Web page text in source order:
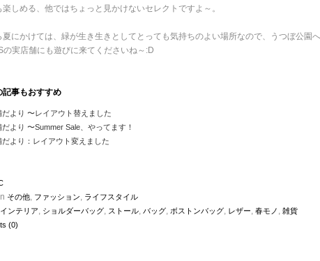
楽しめる、他ではちょっと見かけないセレクトですよ～。
夏にかけては、緑が生き生きとしてとっても気持ちのよい場所なので、うつぼ公園
の実店舗にも遊びに来てくださいね～:D
記事もおすすめ
だより 〜レイアウト替えました
より 〜Summer Sale、やってます！
だより：レイアウト変えました
その他, ファッション, ライフスタイル
インテリア, ショルダーバッグ, ストール, バッグ, ボストンバッグ, レザー, 春モノ , 雑貨
(0)